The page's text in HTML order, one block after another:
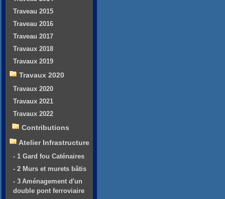
Traveau 2015
Traveau 2016
Traveau 2017
Travaux 2018
Travaux 2019
Travaux 2020
Travaux 2020
Travaux 2021
Travaux 2022
Contributions
Atelier Infrastructure
- 1 Gard fou Caténaires
- 2 Murs et murets bâtis
- 3 Aménagement d'un
double pont ferroviaire